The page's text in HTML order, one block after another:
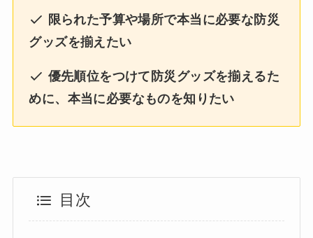
限られた予算や場所で本当に必要な防災
グッズを揃えたい
優先順位をつけて防災グッズを揃えるた
めに、本当に必要なものを知りたい
目次